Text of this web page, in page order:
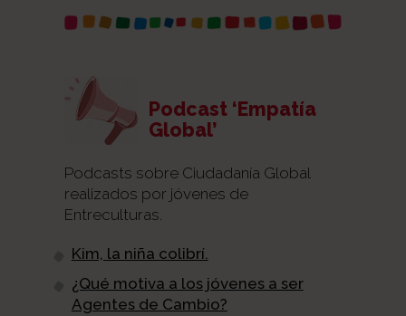
Podcast ‘Empatía
Global’
Podcasts sobre Ciudadanía Global
realizados por jóvenes de
Entreculturas.
Kim, la niña colibrí.
¿Qué motiva a los jóvenes a ser
Agentes de Cambio?